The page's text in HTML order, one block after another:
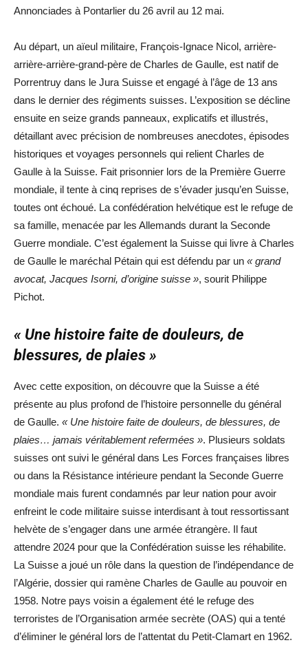
Annonciades à Pontarlier du 26 avril au 12 mai.
Au départ, un aïeul militaire, François-Ignace Nicol, arrière-
arrière-arrière-grand-père de Charles de Gaulle, est natif de
Porrentruy dans le Jura Suisse et engagé à l’âge de 13 ans
dans le dernier des régiments suisses. L’exposition se décline
ensuite en seize grands panneaux, explicatifs et illustrés,
détaillant avec précision de nombreuses anecdotes, épisodes
historiques et voyages personnels qui relient Charles de
Gaulle à la Suisse. Fait prisonnier lors de la Première Guerre
mondiale, il tente à cinq reprises de s’évader jusqu’en Suisse,
toutes ont échoué. La confédération helvétique est le refuge de
sa famille, menacée par les Allemands durant la Seconde
Guerre mondiale. C’est également la Suisse qui livre à Charles
de Gaulle le maréchal Pétain qui est défendu par un « grand
avocat, Jacques Isorni, d’origine suisse », sourit Philippe
Pichot.
« Une histoire faite de douleurs, de
blessures, de plaies »
Avec cette exposition, on découvre que la Suisse a été
présente au plus profond de l’histoire personnelle du général
de Gaulle. « Une histoire faite de douleurs, de blessures, de
plaies… jamais véritablement refermées ». Plusieurs soldats
suisses ont suivi le général dans Les Forces françaises libres
ou dans la Résistance intérieure pendant la Seconde Guerre
mondiale mais furent condamnés par leur nation pour avoir
enfreint le code militaire suisse interdisant à tout ressortissant
helvète de s’engager dans une armée étrangère. Il faut
attendre 2024 pour que la Confédération suisse les réhabilite.
La Suisse a joué un rôle dans la question de l’indépendance de
l’Algérie, dossier qui ramène Charles de Gaulle au pouvoir en
1958. Notre pays voisin a également été le refuge des
terroristes de l’Organisation armée secrète (OAS) qui a tenté
d’éliminer le général lors de l’attentat du Petit-Clamart en 1962.